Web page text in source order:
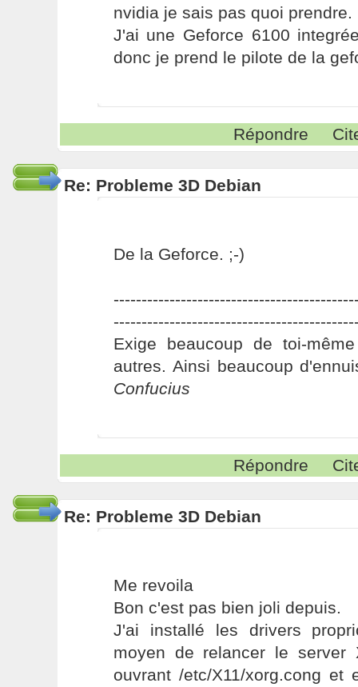
nvidia je sais pas quoi prendre.
J'ai une Geforce 6100
donc je prend le pilote de la
Répondre
Re: Probleme 3D Debian
De la Geforce. ;-)
Exige beaucoup de toi-
autres. Ainsi beaucoup
Confucius
Répondre
Re: Probleme 3D Debian
Me revoila
Bon c'est pas bien joli depuis.
J'ai installé les drivers
moyen de relancer le
ouvrant /etc/X11/xorg.cong